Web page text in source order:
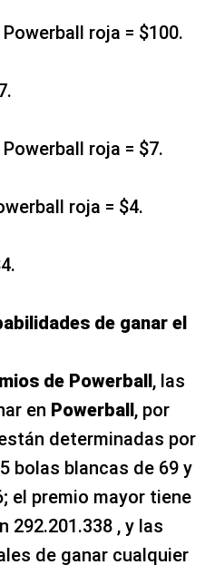
roja = $100.
roja = $7.
roja = $4.
de ganar el
de Powerball, las
en Powerball, por
determinadas por
bolas blancas de 69 y
el premio mayor tiene
292.201.338 , y las
de ganar cualquier